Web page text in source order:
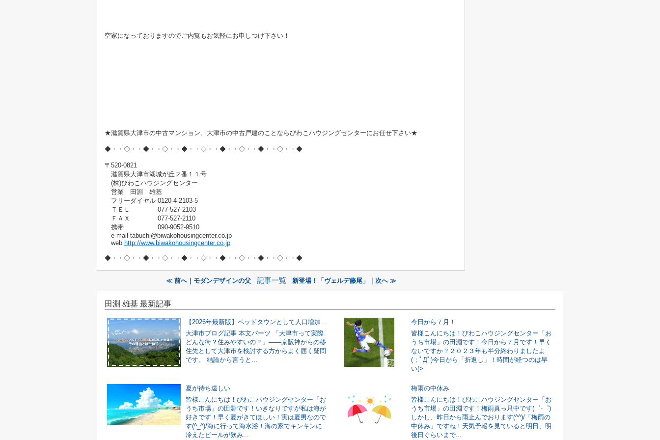
空家になっておりますのでご内覧もお気軽にお申しつけ下さい！
★滋賀県大津市の中古マンション、大津市の中古戸建のことならびわこハウジングセンターにお任せ下さい★
◆・・◇・・◆・・◇・・◆・・◇・・◆・・◇・・◆・・◇・・◆
〒520-0821
滋賀県大津市湖城が丘２番１１号
(株)びわこハウジングセンター
営業 田淵 雄基
フリーダイヤル 0120-4-2103-5
ＴＥＬ 077-527-2103
ＦＡＸ 077-527-2110
携帯 090-9052-9510
e-mail tabuchi@biwakohousingcenter.co.jp
web http://www.biwakohousingcenter.co.jp
◆・・◇・・◆・・◇・・◆・・◇・・◆・・◇・・◆・・◇・・◆
≪ 前へ｜モダンデザインの父 記事一覧 新登場！「ヴェルデ藤尾」｜次へ ≫
田淵 雄基 最新記事
【2026年最新版】ベッドタウンとして人口増加に成功した大津市!その理由とは一体？
大津市ブログ記事 本文パーツ 「大津市って実際
どんな街？住みやすいの？」——京阪神からの移
住先として大津市を検討する方からよく届く疑問
です。 結論から言うと...
今日から７月！
皆様こんにちは！びわこハウジングセンター「お
うち市場」の田淵です！今日から７月です！早く
ないですか？２０２３年も半分終わりましたよ
(；ﾟДﾟ)今日から「折返し」！時間が経つのは早
い(>_
夏が待ち遠しい
皆様こんにちは！びわこハウジングセンター「お
うち市場」の田淵です！いきなりですが私は海が
好きです！早く夏がきてほしい！実は夏男なので
す(^_^)/海に行って海水浴！海の家でキンキンに
冷えたビールが飲み...
梅雨の中休み
皆様こんにちは！びわこハウジングセンター「お
うち市場」の田淵です！梅雨真っ只中です(゜-゜)
しかし、昨日から雨止んでおります(^^)/「梅雨の
中休み」ですね！天気予報を見ていると明日、明
後日ぐらいまで...